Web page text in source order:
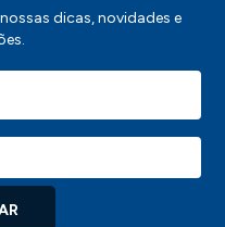
dicas, novidades e